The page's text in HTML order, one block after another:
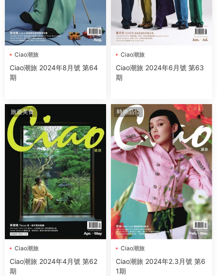
Ciao潮旅
Ciao潮旅 2024年8月號 第64
期
Ciao潮旅
Ciao潮旅 2024年6月號 第63
期
旅遊美食
Ciao潮旅
Ciao潮旅 2024年4月號 第62
期
時尚品位
Ciao潮旅
Ciao潮旅 2024年2.3月號 第6
1期